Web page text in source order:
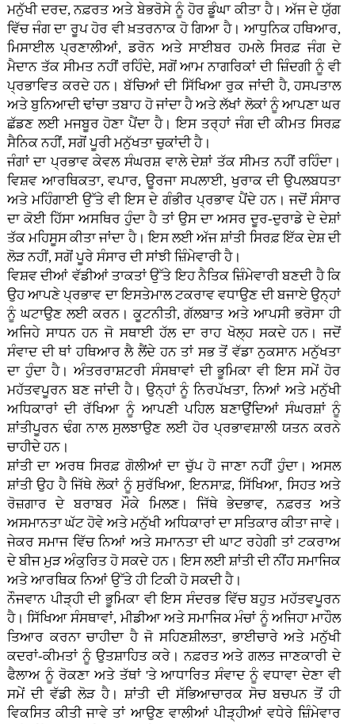
ਮਨੁੱਖੀ ਦਰਦ, ਨਫ਼ਰਤ ਅਤੇ ਬੇਭਰੋਸੇ ਨੂੰ ਹੋਰ ਡੂੰਘਾ ਕੀਤਾ ਹੈ। ਅੱਜ ਦੇ ਯੁੱਗ
ਵਿੱਚ ਜੰਗ ਦਾ ਰੂਪ ਹੋਰ ਵੀ ਖ਼ਤਰਨਾਕ ਹੋ ਗਿਆ ਹੈ। ਆਧੁਨਿਕ ਹਥਿਆਰ,
ਮਿਸਾਈਲ ਪ੍ਰਣਾਲੀਆਂ, ਡਰੋਨ ਅਤੇ ਸਾਈਬਰ ਹਮਲੇ ਸਿਰਫ਼ ਜੰਗ ਦੇ
ਮੈਦਾਨ ਤੱਕ ਸੀਮਤ ਨਹੀਂ ਰਹਿੰਦੇ, ਸਗੋਂ ਆਮ ਨਾਗਰਿਕਾਂ ਦੀ ਜ਼ਿੰਦਗੀ ਨੂੰ ਵੀ
ਪ੍ਰਭਾਵਿਤ ਕਰਦੇ ਹਨ। ਬੱਚਿਆਂ ਦੀ ਸਿੱਖਿਆ ਰੁਕ ਜਾਂਦੀ ਹੈ, ਹਸਪਤਾਲ
ਅਤੇ ਬੁਨਿਆਦੀ ਢਾਂਚਾ ਤਬਾਹ ਹੋ ਜਾਂਦਾ ਹੈ ਅਤੇ ਲੱਖਾਂ ਲੋਕਾਂ ਨੂੰ ਆਪਣਾ ਘਰ
ਛੱਡਣ ਲਈ ਮਜਬੂਰ ਹੋਣਾ ਪੈਂਦਾ ਹੈ। ਇਸ ਤਰ੍ਹਾਂ ਜੰਗ ਦੀ ਕੀਮਤ ਸਿਰਫ਼
ਸੈਨਿਕ ਨਹੀਂ, ਸਗੋਂ ਪੂਰੀ ਮਨੁੱਖਤਾ ਚੁਕਾਂਦੀ ਹੈ।
ਜੰਗਾਂ ਦਾ ਪ੍ਰਭਾਵ ਕੇਵਲ ਸੰਘਰਸ਼ ਵਾਲੇ ਦੇਸ਼ਾਂ ਤੱਕ ਸੀਮਤ ਨਹੀਂ ਰਹਿੰਦਾ।
ਵਿਸ਼ਵ ਆਰਥਿਕਤਾ, ਵਪਾਰ, ਊਰਜਾ ਸਪਲਾਈ, ਖੁਰਾਕ ਦੀ ਉਪਲਬਧਤਾ
ਅਤੇ ਮਹਿੰਗਾਈ ਉੱਤੇ ਵੀ ਇਸ ਦੇ ਗੰਭੀਰ ਪ੍ਰਭਾਵ ਪੈਂਦੇ ਹਨ। ਜਦੋਂ ਸੰਸਾਰ
ਦਾ ਕੋਈ ਹਿੱਸਾ ਅਸਥਿਰ ਹੁੰਦਾ ਹੈ ਤਾਂ ਉਸ ਦਾ ਅਸਰ ਦੂਰ-ਦੁਰਾਡੇ ਦੇ ਦੇਸ਼ਾਂ
ਤੱਕ ਮਹਿਸੂਸ ਕੀਤਾ ਜਾਂਦਾ ਹੈ। ਇਸ ਲਈ ਅੱਜ ਸ਼ਾਂਤੀ ਸਿਰਫ਼ ਇੱਕ ਦੇਸ਼ ਦੀ
ਲੋੜ ਨਹੀਂ, ਸਗੋਂ ਪੂਰੇ ਸੰਸਾਰ ਦੀ ਸਾਂਝੀ ਜ਼ਿੰਮੇਵਾਰੀ ਹੈ।
ਵਿਸ਼ਵ ਦੀਆਂ ਵੱਡੀਆਂ ਤਾਕਤਾਂ ਉੱਤੇ ਇਹ ਨੈਤਿਕ ਜ਼ਿੰਮੇਵਾਰੀ ਬਣਦੀ ਹੈ ਕਿ
ਉਹ ਆਪਣੇ ਪ੍ਰਭਾਵ ਦਾ ਇਸਤੇਮਾਲ ਟਕਰਾਵ ਵਧਾਉਣ ਦੀ ਬਜਾਏ ਉਨ੍ਹਾਂ
ਨੂੰ ਘਟਾਉਣ ਲਈ ਕਰਨ। ਕੂਟਨੀਤੀ, ਗੱਲਬਾਤ ਅਤੇ ਆਪਸੀ ਭਰੋਸਾ ਹੀ
ਅਜਿਹੇ ਸਾਧਨ ਹਨ ਜੋ ਸਥਾਈ ਹੱਲ ਦਾ ਰਾਹ ਖੋਲ੍ਹ ਸਕਦੇ ਹਨ। ਜਦੋਂ
ਸੰਵਾਦ ਦੀ ਥਾਂ ਹਥਿਆਰ ਲੈ ਲੈਂਦੇ ਹਨ ਤਾਂ ਸਭ ਤੋਂ ਵੱਡਾ ਨੁਕਸਾਨ ਮਨੁੱਖਤਾ
ਦਾ ਹੁੰਦਾ ਹੈ। ਅੰਤਰਰਾਸ਼ਟਰੀ ਸੰਸਥਾਵਾਂ ਦੀ ਭੂਮਿਕਾ ਵੀ ਇਸ ਸਮੇਂ ਹੋਰ
ਮਹੱਤਵਪੂਰਨ ਬਣ ਜਾਂਦੀ ਹੈ। ਉਨ੍ਹਾਂ ਨੂੰ ਨਿਰਪੱਖਤਾ, ਨਿਆਂ ਅਤੇ ਮਨੁੱਖੀ
ਅਧਿਕਾਰਾਂ ਦੀ ਰੱਖਿਆ ਨੂੰ ਆਪਣੀ ਪਹਿਲ ਬਣਾਉਂਦਿਆਂ ਸੰਘਰਸ਼ਾਂ ਨੂੰ
ਸ਼ਾਂਤੀਪੂਰਨ ਢੰਗ ਨਾਲ ਸੁਲਝਾਉਣ ਲਈ ਹੋਰ ਪ੍ਰਭਾਵਸ਼ਾਲੀ ਯਤਨ ਕਰਨੇ
ਚਾਹੀਦੇ ਹਨ।
ਸ਼ਾਂਤੀ ਦਾ ਅਰਥ ਸਿਰਫ਼ ਗੋਲੀਆਂ ਦਾ ਚੁੱਪ ਹੋ ਜਾਣਾ ਨਹੀਂ ਹੁੰਦਾ। ਅਸਲ
ਸ਼ਾਂਤੀ ਉਹ ਹੈ ਜਿੱਥੇ ਲੋਕਾਂ ਨੂੰ ਸੁਰੱਖਿਆ, ਇਨਸਾਫ਼, ਸਿੱਖਿਆ, ਸਿਹਤ ਅਤੇ
ਰੋਜ਼ਗਾਰ ਦੇ ਬਰਾਬਰ ਮੌਕੇ ਮਿਲਣ। ਜਿੱਥੇ ਭੇਦਭਾਵ, ਨਫ਼ਰਤ ਅਤੇ
ਅਸਮਾਨਤਾ ਘੱਟ ਹੋਵੇ ਅਤੇ ਮਨੁੱਖੀ ਅਧਿਕਾਰਾਂ ਦਾ ਸਤਿਕਾਰ ਕੀਤਾ ਜਾਵੇ।
ਜੇਕਰ ਸਮਾਜ ਵਿੱਚ ਨਿਆਂ ਅਤੇ ਸਮਾਨਤਾ ਦੀ ਘਾਟ ਰਹੇਗੀ ਤਾਂ ਟਕਰਾਅ
ਦੇ ਬੀਜ ਮੁੜ ਅੰਕੁਰਿਤ ਹੋ ਸਕਦੇ ਹਨ। ਇਸ ਲਈ ਸ਼ਾਂਤੀ ਦੀ ਨੀਂਹ ਸਮਾਜਿਕ
ਅਤੇ ਆਰਥਿਕ ਨਿਆਂ ਉੱਤੇ ਹੀ ਟਿਕੀ ਹੋ ਸਕਦੀ ਹੈ।
ਨੌਜਵਾਨ ਪੀੜ੍ਹੀ ਦੀ ਭੂਮਿਕਾ ਵੀ ਇਸ ਸੰਦਰਭ ਵਿੱਚ ਬਹੁਤ ਮਹੱਤਵਪੂਰਨ
ਹੈ। ਸਿੱਖਿਆ ਸੰਸਥਾਵਾਂ, ਮੀਡੀਆ ਅਤੇ ਸਮਾਜਿਕ ਮੰਚਾਂ ਨੂੰ ਅਜਿਹਾ ਮਾਹੌਲ
ਤਿਆਰ ਕਰਨਾ ਚਾਹੀਦਾ ਹੈ ਜੋ ਸਹਿਣਸ਼ੀਲਤਾ, ਭਾਈਚਾਰੇ ਅਤੇ ਮਨੁੱਖੀ
ਕਦਰਾਂ-ਕੀਮਤਾਂ ਨੂੰ ਉਤਸ਼ਾਹਿਤ ਕਰੇ। ਨਫ਼ਰਤ ਅਤੇ ਗਲਤ ਜਾਣਕਾਰੀ ਦੇ
ਫੈਲਾਅ ਨੂੰ ਰੋਕਣਾ ਅਤੇ ਤੱਥਾਂ 'ਤੇ ਆਧਾਰਿਤ ਸੰਵਾਦ ਨੂੰ ਵਧਾਵਾ ਦੇਣਾ ਵੀ
ਸਮੇਂ ਦੀ ਵੱਡੀ ਲੋੜ ਹੈ। ਸ਼ਾਂਤੀ ਦੀ ਸੱਭਿਆਚਾਰਕ ਸੋਚ ਬਚਪਨ ਤੋਂ ਹੀ
ਵਿਕਸਿਤ ਕੀਤੀ ਜਾਵੇ ਤਾਂ ਆਉਣ ਵਾਲੀਆਂ ਪੀੜ੍ਹੀਆਂ ਵਧੇਰੇ ਜ਼ਿੰਮੇਵਾਰ